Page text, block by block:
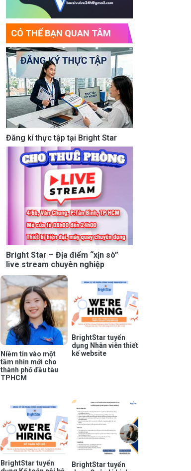
CÓ THỂ BẠN QUAN TÂM
Đăng kí thực tập tại Bright Star
Bright Star – Địa điểm “xịn sò”
live stream chuyên nghiệp
Niềm tin vào một
tầm nhìn mới cho
thành phố đầu tàu
TPHCM
BrightStar tuyển
dụng Nhân viên thiết
kế website
BrightStar tuyển
BrightStar tuyển